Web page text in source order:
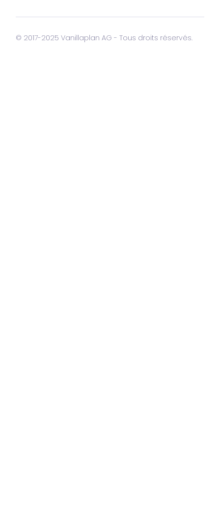
© 2017-2025 Vanillaplan AG - Tous droits réservés.